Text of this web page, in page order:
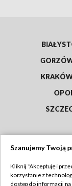
Szanujemy Twoją
Kliknij "Akceptuję i
korzystanie z
dostęp do informacji